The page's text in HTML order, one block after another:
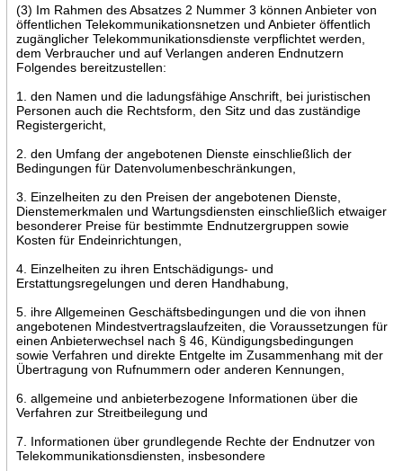
(3) Im Rahmen des Absatzes 2 Nummer 3 können Anbieter von
öffentlichen Telekommunikationsnetzen und Anbieter öffentlich
zugänglicher Telekommunikationsdienste verpflichtet werden,
dem Verbraucher und auf Verlangen anderen Endnutzern
Folgendes bereitzustellen:
1. den Namen und die ladungsfähige Anschrift, bei juristischen
Personen auch die Rechtsform, den Sitz und das zuständige
Registergericht,
2. den Umfang der angebotenen Dienste einschließlich der
Bedingungen für Datenvolumenbeschränkungen,
3. Einzelheiten zu den Preisen der angebotenen Dienste,
Dienstemerkmalen und Wartungsdiensten einschließlich etwaiger
besonderer Preise für bestimmte Endnutzergruppen sowie
Kosten für Endeinrichtungen,
4. Einzelheiten zu ihren Entschädigungs- und
Erstattungsregelungen und deren Handhabung,
5. ihre Allgemeinen Geschäftsbedingungen und die von ihnen
angebotenen Mindestvertragslaufzeiten, die Voraussetzungen für
einen Anbieterwechsel nach § 46, Kündigungsbedingungen
sowie Verfahren und direkte Entgelte im Zusammenhang mit der
Übertragung von Rufnummern oder anderen Kennungen,
6. allgemeine und anbieterbezogene Informationen über die
Verfahren zur Streitbeilegung und
7. Informationen über grundlegende Rechte der Endnutzer von
Telekommunikationsdiensten, insbesondere